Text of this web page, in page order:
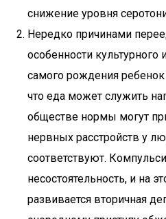
снижение уровня
Нередко причинами
особенности
самого рождения
что еда может служить
обществе нормы могут
нервных расстройств у
соответствуют.
несостоятельность, и на
развивается вторичная